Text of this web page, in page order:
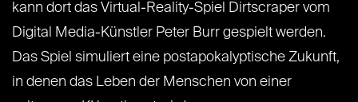
kann dort das Virtual-Reality-Spiel Dirtscraper vom
Digital Media-Künstler Peter Burr gespielt werden.
Das Spiel simuliert eine postapokalyptische Zukunft,
in denen das Leben der Menschen von einer